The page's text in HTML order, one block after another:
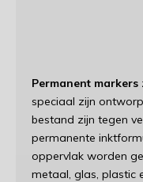
Permanent markers
speciaal zijn
bestand zijn tegen
permanente
oppervlak worden
metaal, glas, plastic